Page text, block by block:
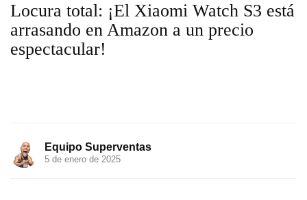
Locura total: ¡El Xiaomi Watch S3 está
arrasando en Amazon a un precio
espectacular!
Equipo Superventas
5 de enero de 2025